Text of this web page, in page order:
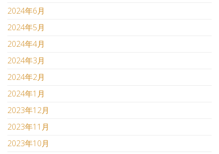
2024年6月
2024年5月
2024年4月
2024年3月
2024年2月
2024年1月
2023年12月
2023年11月
2023年10月